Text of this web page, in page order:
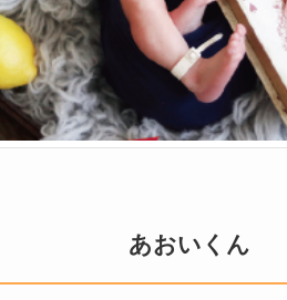
あおいくん